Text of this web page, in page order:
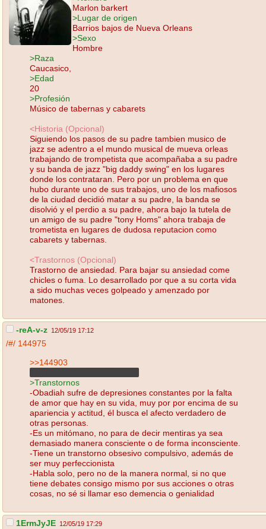
Marlon barkert
>Lugar de origen
Barrios bajos de Nueva Orleans
>Sexo
Hombre
>Raza
Caucasico,
>Edad
20
>Profesión
Músico de tabernas y cabarets
<Historia (Opcional)
Siguiendo los pasos de su padre tambien musico de
jazz se adentro a el mundo musical de mueva orleas
trabajando de trompetista que acompañaba a su padre
y su banda de jazz "big daddy swing" en los lugares
donde los contrataran. Pero por un problema en que
hubo durante uno de sus trabajos, uno de los mafiosos
de la ciudad decidió matar a su padre, la banda se
disolvió y el perdio a su padre, ahora bajo la tutela de
un amigo de su padre "tony Homs" ahora trabaja de
trometista en lugares de dudosa reputacion como
cabarets y tabernas.
<Trastornos (Opcional)
Trastorno de ansiedad. Para bajar su ansiedad come
chicles o fuma. Lo desarrollado por que a su corta vida
a sido muchas veces golpeado y amenzado por
matones.
-reA-v-z 12/05/19 17:12
/#/ 144975
>>144903
>Transtornos
-Obadiah sufre de depresiones constantes por la falta
de amor que hay en su vida, muy por por encima de su
apariencia y actitud, él busca el afecto verdadero de
otras personas.
-Es un mitómano, no para de decir mentiras ya sea
demasiado manera consciente o de forma inconsciente.
-Tiene un transtorno obsesivo compulsivo, además de
ser muy perfeccionista
-Habla solo, pero no de la manera normal, si no que
tiene debates consigo mismo por sus acciones o otras
cosas, no sé si llamar eso demencia o genialidad
1ErmJyJE 12/05/19 17:29